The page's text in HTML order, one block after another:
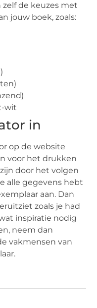
de keuzes met
jouw boek, zoals:
wit
in
op de website
voor het drukken
door het volgen
alle gegevens hebt
aan. Dan
zoals je had
inspiratie nodig
neem dan
vakmensen van